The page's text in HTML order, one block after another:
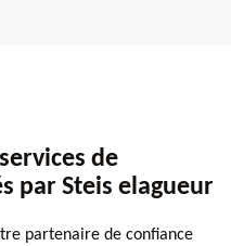
de
par Steis elagueur
partenaire de confiance